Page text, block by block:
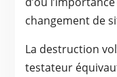
changement de
La destruction
testateur